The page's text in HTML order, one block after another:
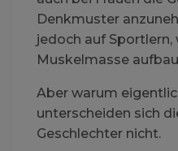
Denkmuster
jedoch auf Sportlern,
Muskelmasse
Aber warum
unterscheiden sich
Geschlechter nicht.